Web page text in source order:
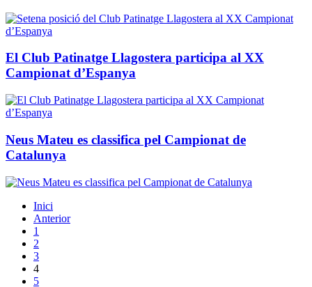
El Club Patinatge Llagostera participa al XX
Campionat d’Espanya
Neus Mateu es classifica pel Campionat de
Catalunya
Inici
Anterior
1
2
3
4
5